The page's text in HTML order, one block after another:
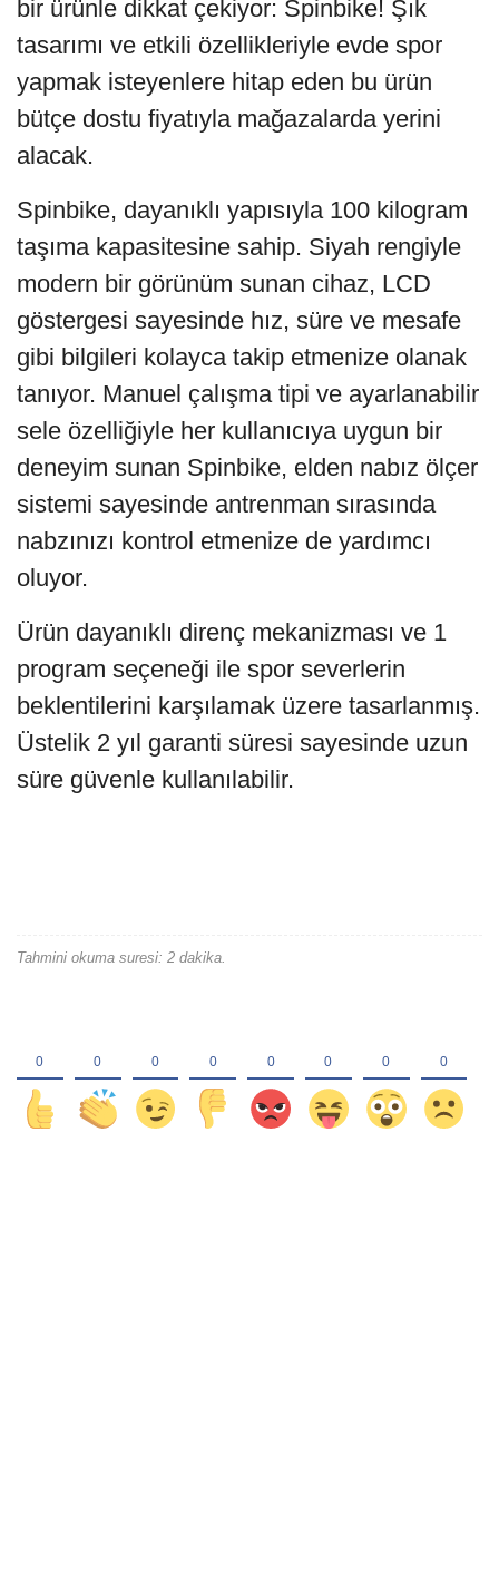
bir ürünle dikkat çekiyor: Spinbike! Şık
tasarımı ve etkili özellikleriyle evde spor
yapmak isteyenlere hitap eden bu ürün
bütçe dostu fiyatıyla mağazalarda yerini
alacak.
Spinbike, dayanıklı yapısıyla 100 kilogram
taşıma kapasitesine sahip. Siyah rengiyle
modern bir görünüm sunan cihaz, LCD
göstergesi sayesinde hız, süre ve mesafe
gibi bilgileri kolayca takip etmenize olanak
tanıyor. Manuel çalışma tipi ve ayarlanabilir
sele özelliğiyle her kullanıcıya uygun bir
deneyim sunan Spinbike, elden nabız ölçer
sistemi sayesinde antrenman sırasında
nabzınızı kontrol etmenize de yardımcı
oluyor.
Ürün dayanıklı direnç mekanizması ve 1
program seçeneği ile spor severlerin
beklentilerini karşılamak üzere tasarlanmış.
Üstelik 2 yıl garanti süresi sayesinde uzun
süre güvenle kullanılabilir.
Tahmini okuma suresi: 2 dakika.